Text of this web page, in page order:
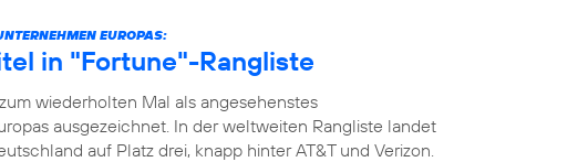
EUROPAS:
in "Fortune"-Rangliste
wiederholten Mal als angesehenstes
ausgezeichnet. In der weltweiten Rangliste landet
auf Platz drei, knapp hinter AT&T und Verizon.